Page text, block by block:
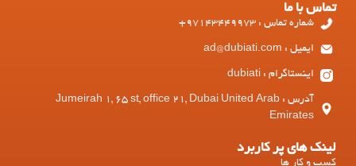
تماس با ما
شماره تماس : 97143449973+
ایمیل : ad@dubiati.com
اینستاگرام : dubiati
آدرس : Jumeirah 1, 65 st, office 21, Dubai United Arab
Emirates
لینک های پر کاربرد